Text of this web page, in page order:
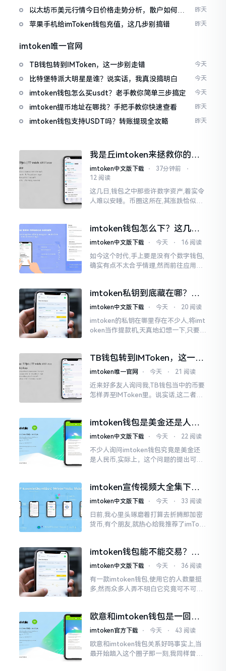
以太坊币美元行情今日价格走势分析，散户如何避
免追涨杀跌被套牢
昨天
苹果手机给imToken钱包充值，这几步别搞错 昨天
imtoken唯一官网
TB钱包转到IMToken，这一步别走错 今天
比特堡特派大明星是谁？说实话，我真没搞明白 今天
imtoken钱包怎么买usdt？老手教你简单三步搞定 今天
imtoken提币地址在哪找？手把手教你快速查看 昨天
imtoken钱包支持USDT吗？转账提现全攻略 昨天
我是丘imtoken来拯救你的钱
包
imtoken中文版下载 ⋅ 37分钟前
⋅
12 阅读
这几日,钱包之中那些许数字资产,着实令
人难以安睡。币圈这所在,其涨跌恰似翻
堆币
imtoken钱包怎么下？这几种
靠谱路子别走歪
imtoken中文版下载 ⋅ 今天 ⋅ 16 阅读
如今这个时代,手上要是没有个数字钱包,
确实有点不太合乎情理,然而前往应用商
似乎相似
imtoken私钥到底藏在哪？别
慌，找对地方才安心
imtoken中文版下载 ⋅ 今天 ⋅ 20 阅读
imtoken的私钥在哪里存在不少人,将imt
oken当作提款机,天真地幻想一下,只要把
TB钱包转到IMToken，这一步
别走错
imtoken唯一官网 ⋅ 今天 ⋅ 21 阅读
近来好多友人询问我,TB钱包当中的币要
怎样弄至IMToken里。说实话,这二者皆
就迷糊了
imtoken钱包是美金还是人民
币？其实它是个“多面手”
imtoken中文版下载 ⋅ 今天 ⋅ 22 阅读
不少人询问imtoken钱包究竟是美金还
是人民币,实际上，这个问题的提出可谓
一个“钱包”而已
imtoken宣传视频大全集下
载，新手看完就懂怎么用
imtoken中文版下载 ⋅ 今天 ⋅ 33 阅读
日前,我心里头琢磨着打算去折腾那加密
货币,有个朋友,就热心给我推荐了imTok
imtoken钱包能不能交易？一
文说清楚
imtoken中文版下载 ⋅ 今天 ⋅ 36 阅读
有一款imtoken钱包,使用它的人数量挺
多,然而众多人弄不明白它究竟可不可以
存钱罐与菜市场那般
欧意和imtoken钱包是一回事
吗？搞清楚了再装钱包
imtoken官方下载 ⋅ 今天 ⋅ 43 阅读
欧意和imtoken钱包关系好吗事实上,当
最开始踏入这个圈子那一刻,我同样曾因